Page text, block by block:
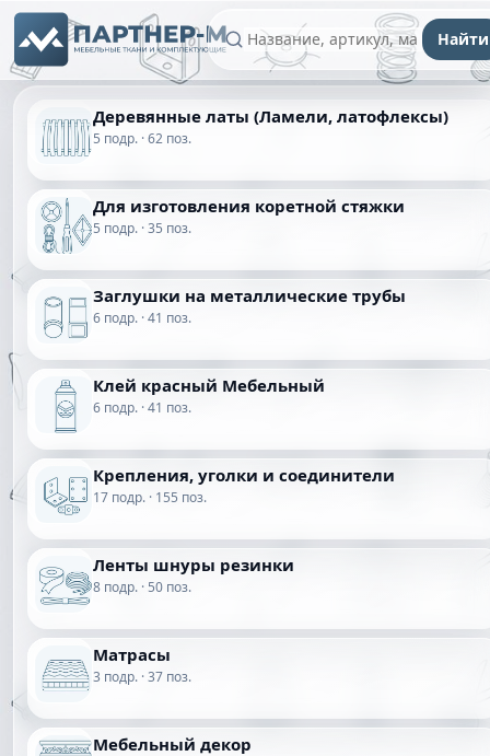
Найти
Деревянные латы (Ламели, латофлексы)
5 подр. · 62 поз.
Для изготовления коретной стяжки
5 подр. · 35 поз.
Заглушки на металлические трубы
6 подр. · 41 поз.
Клей красный Мебельный
6 подр. · 41 поз.
Крепления, уголки и соединители
17 подр. · 155 поз.
Ленты шнуры резинки
8 подр. · 50 поз.
Матрасы
3 подр. · 37 поз.
Мебельный декор